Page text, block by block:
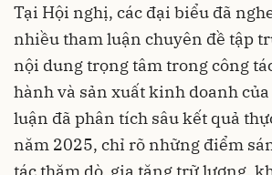
Tại Hội nghị, các đại biểu đã
nhiều tham luận chuyên đề tập
nội dung trọng tâm trong công
hành và sản xuất kinh doanh của
luận đã phân tích sâu kết quả
năm 2025, chỉ rõ những điểm
tác thăm dò, gia tăng trữ lượng,